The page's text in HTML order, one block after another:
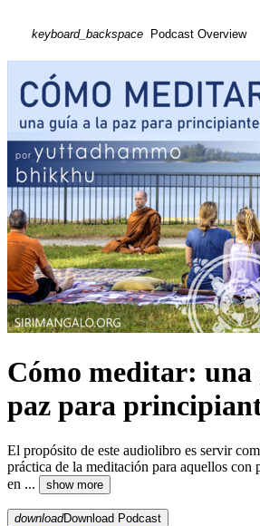
keyboard_backspace Podcast Overview
Cómo meditar: una
paz para
El propósito de este audiolibro es servir
práctica de la meditación para aquellos con
en ...
show more
downloadDownload Podcast